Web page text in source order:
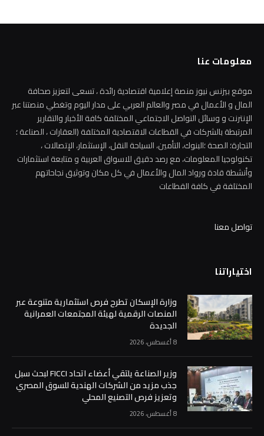
معلومات عنا
موقع بيزنس نيوز منصة إعلامية اقتصادية رائدة ، تسعى لتعزيز صحافة
المال و الأعمال في مصر والعالم العربي على مدار اليوم وتغطي منصتنا عبر
الإنترنت و وسائل التواصل الاجتماعي المختلفة كافة الأخبار والتقارير
المرتبطة بالشركات في القطاعات الاقتصادية المختلفة (العقارات ، الصناعة ؛
التجارة؛ الصحة ؛البنوك، التأمين، السياحة النقل، الإستثمار، الإتصالات ،
تكنولوجيا المعلومات، مع رصد دقيق للاسواق العربية و متابعة استثمارات
وأنشطة قادة ورواد المال والأعمال في كل مكان وتوثيق نجاحاتهم
المختلفة في كافة القطاعات
تواصل معنا
اختياراتنا
وزارة الإسكان تطرح فرص استثمارية متنوعة عبر
المنصات الرقمية لهيئة المجتمعات العمرانية
الجديدة
8 أغسطس، 2026
وزير الصناعة يلتقي أعضاء اتحاد FICCI لبحث سبل
جذب مزيد من الشركات الهندية للسوق المصري
وتعزيز فرص التصنيع المحلي
8 أغسطس، 2026